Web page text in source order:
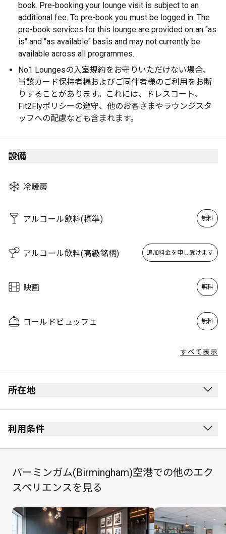
Thursday 04:00 - 21:00
Friday 04:00 - 21:00
Saturday 04:00 - 21:00
Sunday 04:00 - 21:00
book. Pre-booking your lounge visit is subject to an
additional fee. To pre-book you must be logged in. The
pre-book services for this lounge are provided on an "as
is" and "as available" basis and may not currently be
available across all programmes.
No1 Loungesの入室規約をお守りいただけない場合、
当該カード保持者様およびご同伴者様のご利用をお断
りすることがあります。これには、ドレスコート、
Fit2Flyポリシーの遵守、他のお客さまやラウンジスタ
ッフへの配慮なども含まれます。
設備
冷暖房
アルコール飲料(標準) 無料
アルコール飲料(高級銘柄) 追加料金を申し受けます
映画 無料
コールドビュッフェ 無料
すべて表示
所在地
出発ロビー
保安検査を受けた後にあります。
ラウンジの入口はすぐ正面、WHSmithとJD Sportsの間
にあります。
利用条件
禁煙(電子タバコを含む)
服装規定： スマートカジュアル
シャンパンは別途料金を頂戴します。
カード保持者1名様につき最大Unlimited名様まで
バーミンガム(Birmingham)空港での他のエク
スペリエンスを見る